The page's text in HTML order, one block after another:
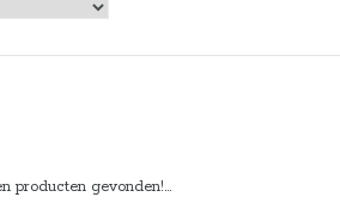
producten gevonden!...